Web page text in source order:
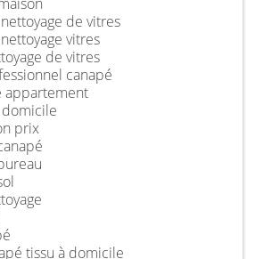
de vitres
vitres
de vitres
canapé
appartement
domicile
prix
tissu à domicile